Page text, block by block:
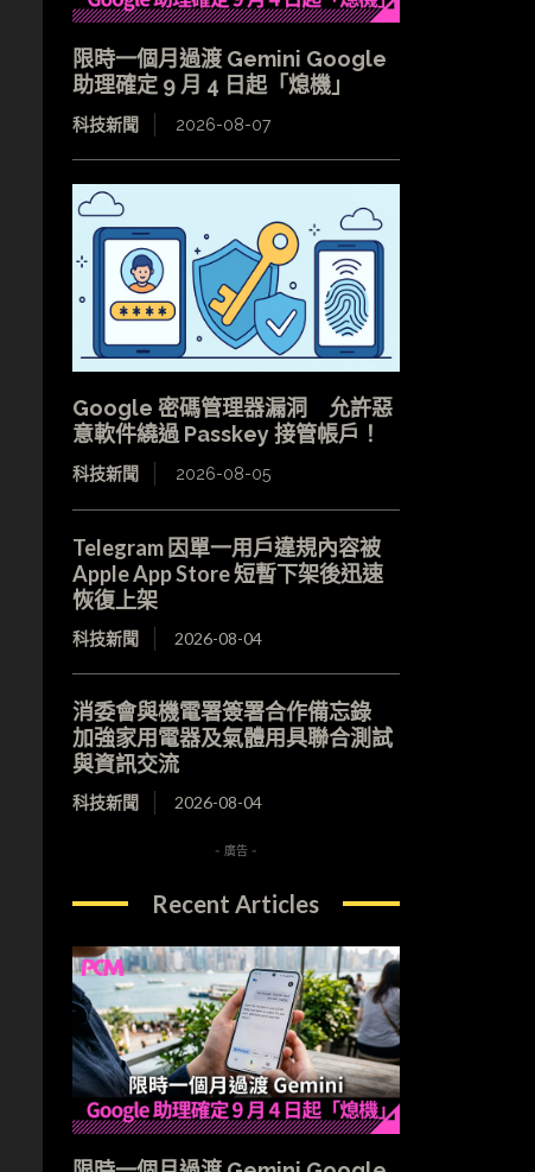
限時一個月過渡 Gemini Google
助理確定 9 月 4 日起「熄機」
科技新聞 2026-08-07
Google 密碼管理器漏洞 允許惡
意軟件繞過 Passkey 接管帳戶！
科技新聞 2026-08-05
Telegram 因單一用戶違規內容被
Apple App Store 短暫下架後迅速
恢復上架
科技新聞 2026-08-04
消委會與機電署簽署合作備忘錄
加強家用電器及氣體用具聯合測試
與資訊交流
科技新聞 2026-08-04
- 廣告 -
Recent Articles